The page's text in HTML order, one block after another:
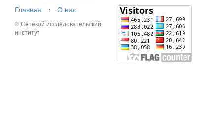
Главная
⋅ О нас
© Сетевой исследовательский
институт